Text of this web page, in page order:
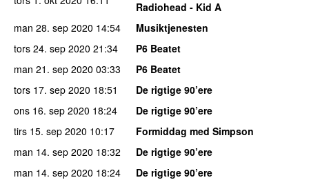
Radiohead - Kid A
man 28. sep 2020 14:54
Musiktjenesten
tors 24. sep 2020 21:34
P6 Beatet
man 21. sep 2020 03:33
P6 Beatet
tors 17. sep 2020 18:51
De rigtige 90’ere
ons 16. sep 2020 18:24
De rigtige 90’ere
tirs 15. sep 2020 10:17
Formiddag med Simpson
man 14. sep 2020 18:32
De rigtige 90’ere
man 14. sep 2020 18:24
De rigtige 90’ere